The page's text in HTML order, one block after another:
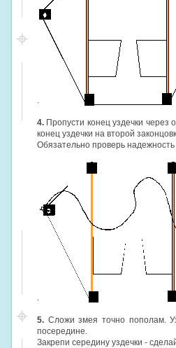
.
4. Пропусти конец уздечки через
конец уздечки на второй
Обязательно проверь
.
5. Сложи змея точно пополам.
посередине.
Закрепи середину уздечки -